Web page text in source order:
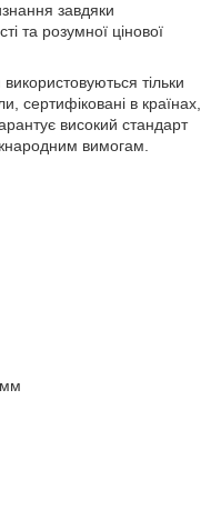
завдяки
та розумної цінової
тільки
сертифіковані в країнах,
високий стандарт
вимогам.